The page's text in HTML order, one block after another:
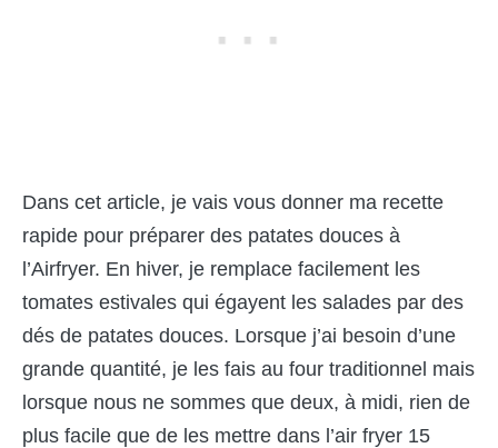
Dans cet article, je vais vous donner ma recette
rapide pour préparer des patates douces à
l’Airfryer. En hiver, je remplace facilement les
tomates estivales qui égayent les salades par des
dés de patates douces. Lorsque j’ai besoin d’une
grande quantité, je les fais au four traditionnel mais
lorsque nous ne sommes que deux, à midi, rien de
plus facile que de les mettre dans l’air fryer 15